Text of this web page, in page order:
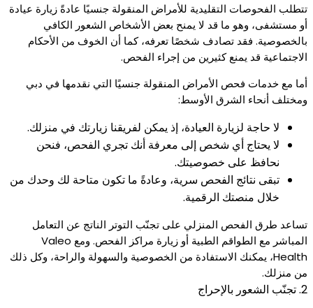
تتطلب الفحوصات التقليدية للأمراض المنقولة جنسيًا عادةً زيارة عيادة
أو مستشفى، وهو ما قد لا يمنح بعض الأشخاص الشعور الكافي
بالخصوصية. فقد تصادف شخصًا تعرفه، كما أن الخوف من الأحكام
الاجتماعية قد يمنع كثيرين من إجراء الفحص.
أما مع خدمات فحص الأمراض المنقولة جنسيًا التي نقدمها في دبي
ومختلف أنحاء الشرق الأوسط:
لا حاجة لزيارة العيادة، إذ يمكن لفريقنا زيارتك في منزلك.
لا يحتاج أي شخص إلى معرفة أنك تجري الفحص، فنحن
نحافظ على خصوصيتك.
تبقى نتائج الفحص سرية، وعادةً ما تكون متاحة لك وحدك من
خلال منصتك الرقمية.
تساعد طرق الفحص المنزلي على تجنّب التوتر الناتج عن التعامل
المباشر مع الطواقم الطبية أو زيارة مراكز الفحص. ومع Valeo
Health، يمكنك الاستفادة من الخصوصية والسهولة والراحة، وكل ذلك
من منزلك.
2. تجنّب الشعور بالإحراج